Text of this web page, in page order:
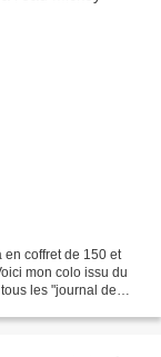
en coffret de 150 et
mon colo issu du
les "journal de